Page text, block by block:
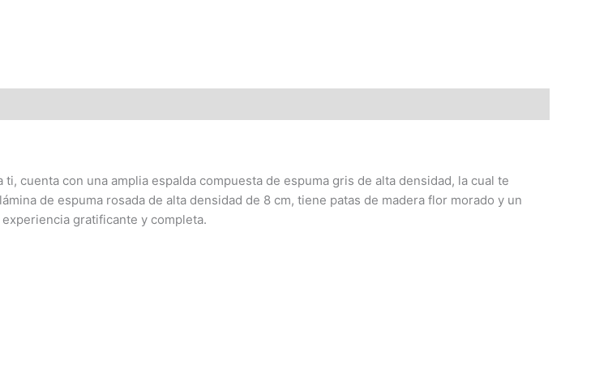
cuenta con una amplia espalda compuesta de espuma gris de alta densidad, la cual te
de espuma rosada de alta densidad de 8 cm, tiene patas de madera flor morado y un
gratificante y completa.